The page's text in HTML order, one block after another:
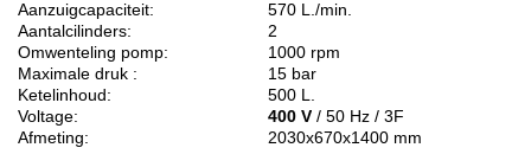
Aanzuigcapaciteit:
570 L./min.
Aantalcilinders:
2
Omwenteling pomp:
1000 rpm
Maximale druk :
15 bar
Ketelinhoud:
500 L.
Voltage:
400 V / 50 Hz / 3F
Afmeting:
2030x670x1400 mm